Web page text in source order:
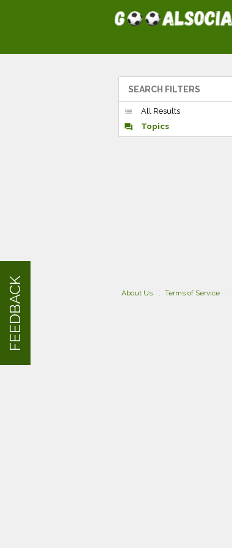
SEARCH FILTERS
list
All Results
forum
Topics
About Us Terms of Service
FEEDBACK